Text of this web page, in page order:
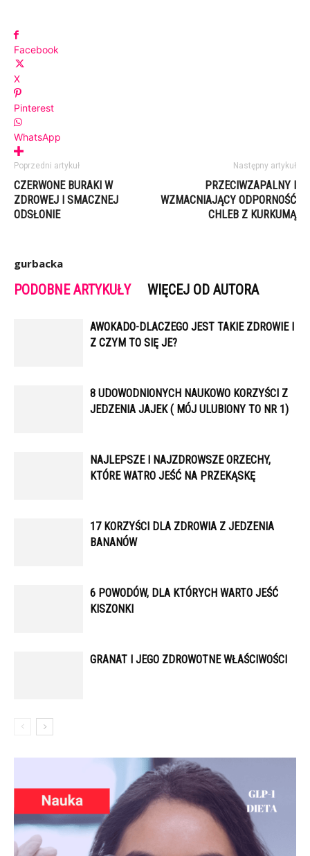
Facebook
X
Pinterest
WhatsApp
Poprzedni artykuł
CZERWONE BURAKI W
ZDROWEJ I SMACZNEJ
ODSŁONIE
Następny artykuł
PRZECIWZAPALNY I
WZMACNIAJĄCY ODPORNOŚĆ
CHLEB Z KURKUMĄ
gurbacka
PODOBNE ARTYKUŁY WIĘCEJ OD AUTORA
AWOKADO-DLACZEGO JEST TAKIE ZDROWIE I
Z CZYM TO SIĘ JE?
8 UDOWODNIONYCH NAUKOWO KORZYŚCI Z
JEDZENIA JAJEK ( MÓJ ULUBIONY TO NR 1)
NAJLEPSZE I NAJZDROWSZE ORZECHY,
KTÓRE WATRO JEŚĆ NA PRZEKĄSKĘ
17 KORZYŚCI DLA ZDROWIA Z JEDZENIA
BANANÓW
6 POWODÓW, DLA KTÓRYCH WARTO JEŚĆ
KISZONKI
GRANAT I JEGO ZDROWOTNE WŁAŚCIWOŚCI